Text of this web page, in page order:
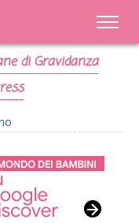
di Gravidanza